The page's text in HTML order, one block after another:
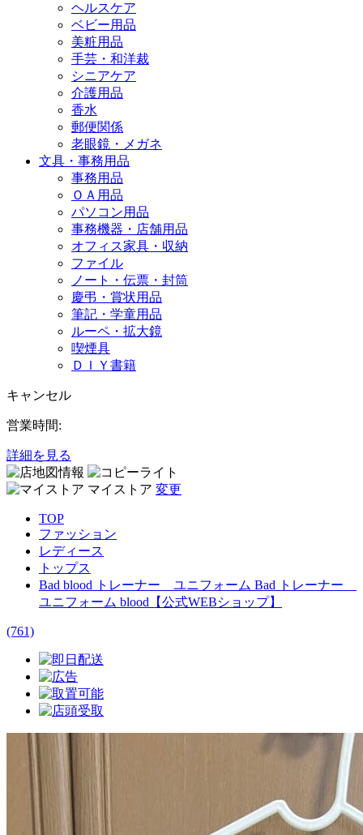
ヘルスケア
ベビー用品
美粧用品
手芸・和洋裁
シニアケア
介護用品
香水
郵便関係
老眼鏡・メガネ
文具・事務用品
事務用品
ＯＡ用品
パソコン用品
事務機器・店舗用品
オフィス家具・収納
ファイル
ノート・伝票・封筒
慶弔・賞状用品
筆記・学童用品
ルーペ・拡大鏡
喫煙具
ＤＩＹ書籍
キャンセル
営業時間:
詳細を見る
マイストア 変更
TOP
ファッション
レディース
トップス
Bad blood トレーナー ユニフォーム Bad トレーナー
ユニフォーム blood【公式WEBショップ】
(761)